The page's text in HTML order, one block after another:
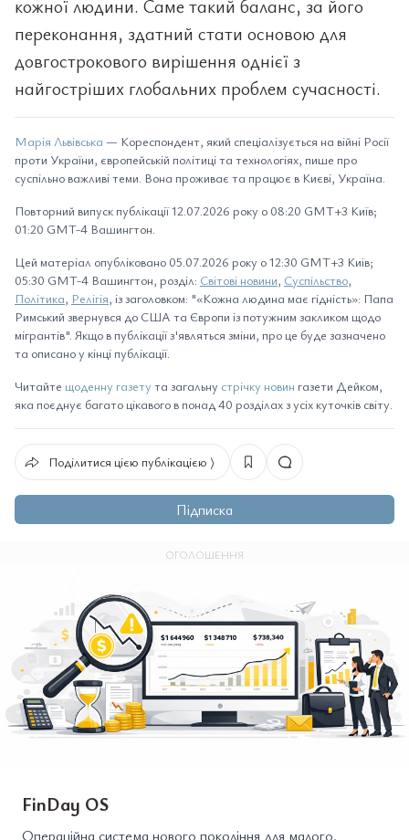
кожної людини. Саме такий баланс, за його
переконання, здатний стати основою для
довгострокового вирішення однієї з
найгостріших глобальних проблем сучасності.
Марія Львівська — Кореспондент, який спеціалізується на війні Росії
проти України, європейській політиці та технологіях, пише про
суспільно важливі теми. Вона проживає та працює в Києві, Україна.
Повторний випуск публікації 12.07.2026 року о 08:20 GMT+3 Київ;
01:20 GMT-4 Вашингтон.
Цей матеріал опубліковано 05.07.2026 року о 12:30 GMT+3 Київ;
05:30 GMT-4 Вашингтон, розділ: Світові новини, Суспільство,
Політика, Релігія, із заголовком: "«Кожна людина має гідність»: Папа
Римський звернувся до США та Європи із потужним закликом щодо
мігрантів". Якщо в публікації з'являться зміни, про це буде зазначено
та описано у кінці публікації.
Читайте щоденну газету та загальну стрічку новин газети Дейком,
яка поєднує багато цікавого в понад 40 розділах з усіх куточків світу.
Поділитися цією публікацією ⟩
Підписка
ОГОЛОШЕННЯ
FinDay OS
Операційна система нового покоління для малого,